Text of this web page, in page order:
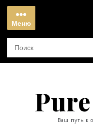
Перейти
содержимому
Меню
Меню
Ваш путь к